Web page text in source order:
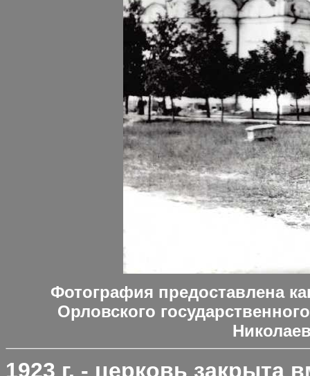
Фотография предоставлена
Орловского
1923 г. - церковь закрыта